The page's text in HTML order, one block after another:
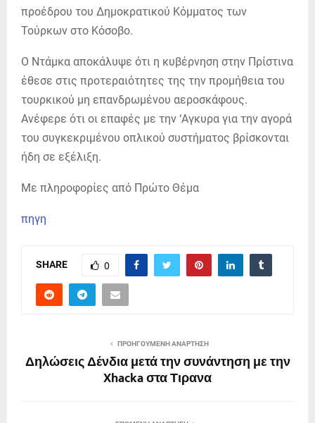
προέδρου του Δημοκρατικού Κόμματος των
Τούρκων στο Κόσοβο.
Ο Ντάμκα αποκάλυψε ότι η κυβέρνηση στην Πρίστινα
έθεσε στις προτεραιότητες της την προμήθεια του
τουρκικού μη επανδρωμένου αεροσκάφους.
Ανέφερε ότι οι επαφές με την ‘Αγκυρα για την αγορά
του συγκεκριμένου οπλικού συστήματος βρίσκονται
ήδη σε εξέλιξη.
Με πληροφορίες από Πρώτο Θέμα
πηγη
SHARE 0
ΠΡΟΗΓΟΎΜΕΝΗ ΑΝΆΡΤΗΣΗ
Δηλώσεις Δένδια μετά την συνάντηση με την
Xhacka στα Τιρανα